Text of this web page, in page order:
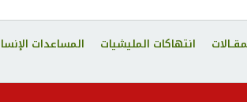
انتهاكات المليشيات المساعدات